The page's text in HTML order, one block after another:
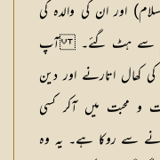
اور ان کی والدہ کی
سے ہٹ گئے۔ آپ
اتارنے اور دین
و محبت میں آکر کسی
سے روکا ہے۔ یہ وہ